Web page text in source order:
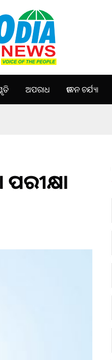
ଅପରାଧ ଜୀବନ ଚର୍ଯ୍ୟା